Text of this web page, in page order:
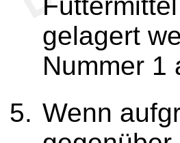
gelagert
Nummer 1
Wenn